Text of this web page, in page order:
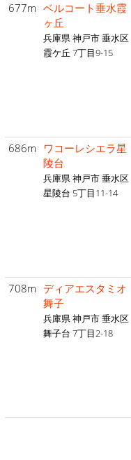
677m ベルコート垂水霞
ヶ丘
兵庫県 神戸市 垂水区
霞ケ丘 7丁目9-15
686m
ワコーレシエラ星
陵台
兵庫県 神戸市 垂水区
星陵台 5丁目11-14
708m ディアエスタミオ
舞子
兵庫県 神戸市 垂水区
舞子台 7丁目2-18